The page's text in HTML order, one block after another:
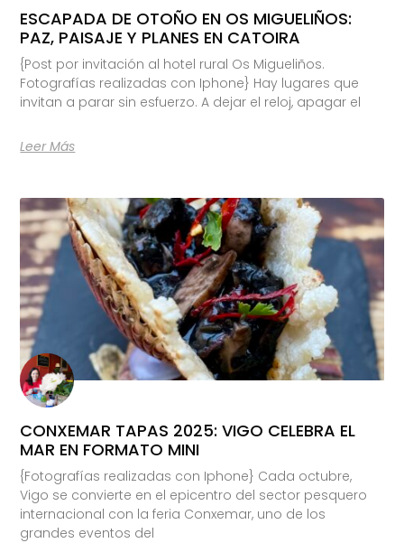
ESCAPADA DE OTOÑO EN OS MIGUELIÑOS:
PAZ, PAISAJE Y PLANES EN CATOIRA
{Post por invitación al hotel rural Os Migueliños.
Fotografías realizadas con Iphone} Hay lugares que
invitan a parar sin esfuerzo. A dejar el reloj, apagar el
Leer Más
CONXEMAR TAPAS 2025: VIGO CELEBRA EL
MAR EN FORMATO MINI
{Fotografías realizadas con Iphone} Cada octubre,
Vigo se convierte en el epicentro del sector pesquero
internacional con la feria Conxemar, uno de los
grandes eventos del